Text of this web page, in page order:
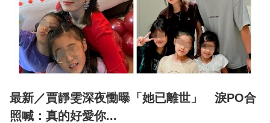
最新／賈靜雯深夜慟曝「她已離世」 淚PO合
照喊：真的好愛你...